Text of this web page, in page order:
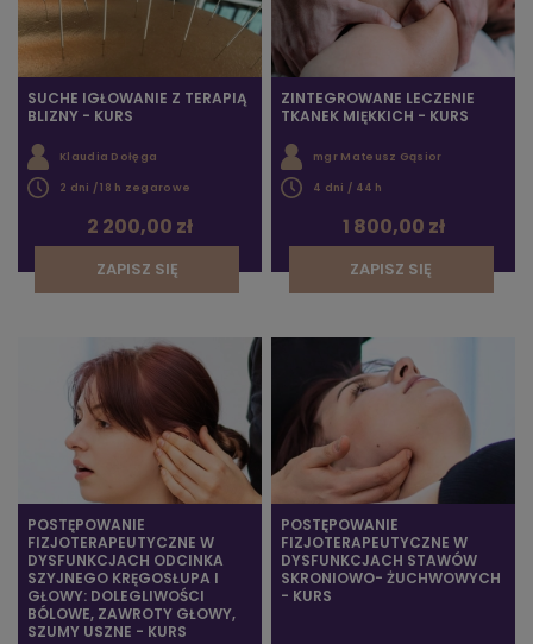
SUCHE IGŁOWANIE Z TERAPIĄ
BLIZNY - KURS
Klaudia Dołęga
2 dni / 18 h zegarowe
2 200,00 zł
ZAPISZ SIĘ
ZINTEGROWANE LECZENIE
TKANEK MIĘKKICH - KURS
mgr Mateusz Gąsior
4 dni / 44 h
1 800,00 zł
ZAPISZ SIĘ
POSTĘPOWANIE
FIZJOTERAPEUTYCZNE W
DYSFUNKCJACH ODCINKA
SZYJNEGO KRĘGOSŁUPA I
GŁOWY: DOLEGLIWOŚCI
BÓLOWE, ZAWROTY GŁOWY,
SZUMY USZNE - KURS
POSTĘPOWANIE
FIZJOTERAPEUTYCZNE W
DYSFUNKCJACH STAWÓW
SKRONIOWO- ŻUCHWOWYCH
- KURS